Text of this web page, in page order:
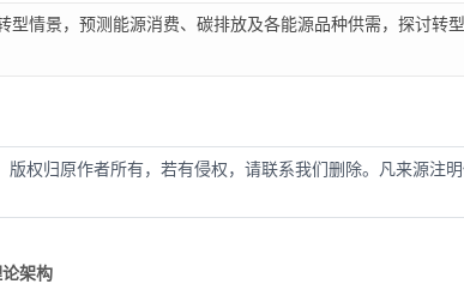
型情景，预测能源消费、碳排放及各能源品种供需，探讨转
权归原作者所有，若有侵权，请联系我们删除。凡来源注
架构